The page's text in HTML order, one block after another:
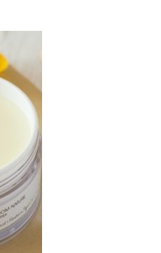
Dodaj
do listy
życzeń